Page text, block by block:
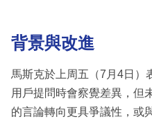
背景與改進
馬斯克於上周五（7月4日）
用戶提問時會察覺差異，但
的言論轉向更具爭議性，或